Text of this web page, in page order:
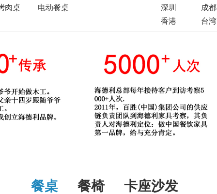
肉桌 电动餐桌 深圳
成都
香港
台湾
餐桌 餐椅 卡座沙发